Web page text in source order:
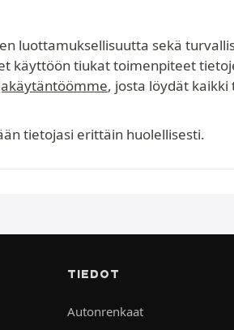
luottamuksellisuutta sekä
tiukat toimenpiteet
, josta löydät
tietojasi erittäin huolellisesti.
TIEDOT
Autonrenkaat